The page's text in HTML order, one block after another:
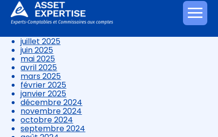
Aller
au
novembre 2025
octobre 2025
septembre 2025
juillet 2025
juin 2025
mai 2025
avril 2025
mars 2025
février 2025
janvier 2025
décembre 2024
novembre 2024
octobre 2024
septembre 2024